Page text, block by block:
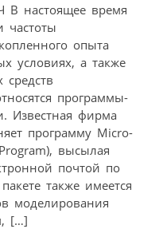
В настоящее время
частоты
опыта
условиях, а также
программы-
Известная фирма
программу Micro-
высылая
почтой по
также имеется
моделирования
[…]